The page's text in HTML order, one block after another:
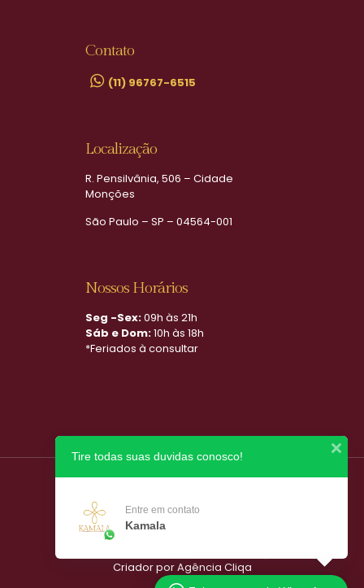
Contato
(11) 96767-6515
Localização
R. Pensilvânia, 506 – Cidade
Monções
São Paulo – SP – 04564-001
Nossos Horários
Seg -Sex:09h às 21h
Sáb e Dom:10h às 18h
*Feriados à consultar
Copyright ©
Criador por Agência Cliqa
Tire todas suas duvidas conosco!
Entre em contato
Kamala